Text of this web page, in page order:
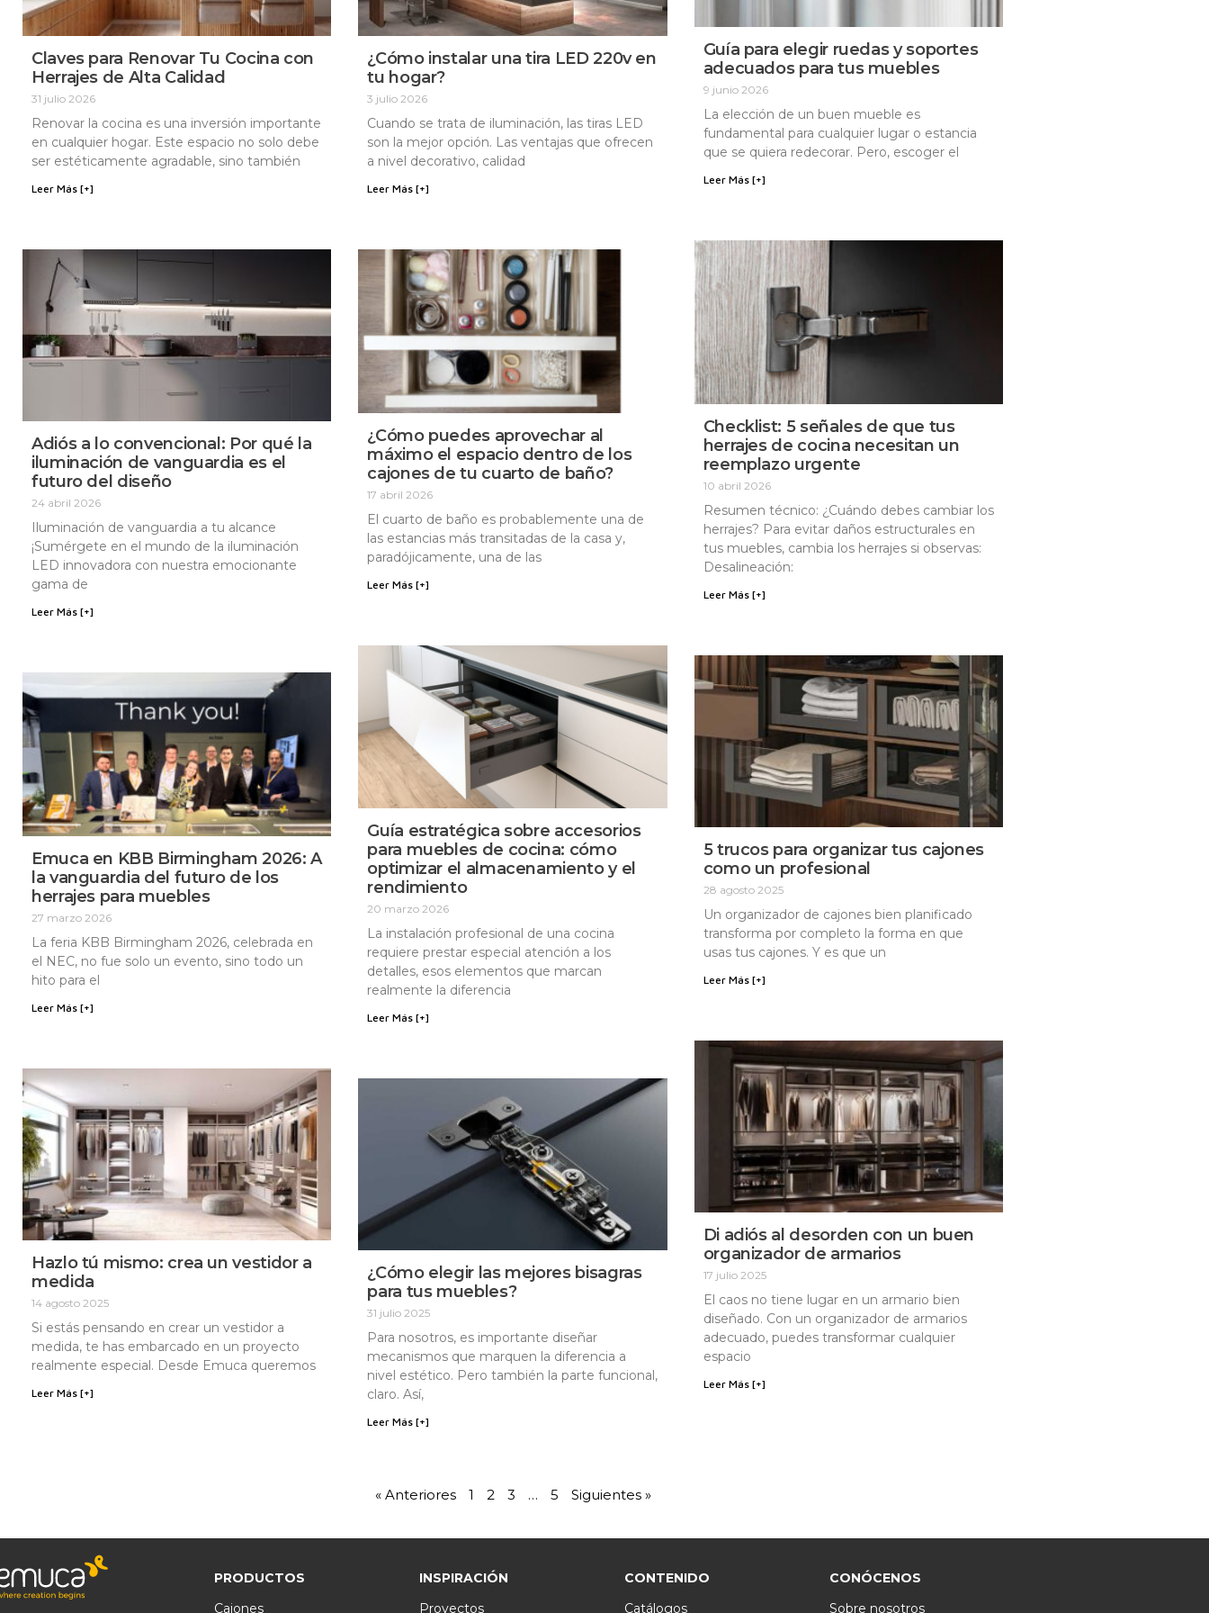
Claves para Renovar Tu Cocina con
Herrajes de Alta Calidad
31 julio 2026
Renovar la cocina es una inversión importante
en cualquier hogar. Este espacio no solo debe
ser estéticamente agradable, sino también
Leer Más [+]
¿Cómo instalar una tira LED 220v en
tu hogar?
3 julio 2026
Cuando se trata de iluminación, las tiras LED
son la mejor opción. Las ventajas que ofrecen
a nivel decorativo, calidad
Leer Más [+]
Guía para elegir ruedas y soportes
adecuados para tus muebles
9 junio 2026
La elección de un buen mueble es
fundamental para cualquier lugar o estancia
que se quiera redecorar. Pero, escoger el
Leer Más [+]
Adiós a lo convencional: Por qué la
iluminación de vanguardia es el
futuro del diseño
24 abril 2026
Iluminación de vanguardia a tu alcance
¡Sumérgete en el mundo de la iluminación
LED innovadora con nuestra emocionante
gama de
Leer Más [+]
¿Cómo puedes aprovechar al
máximo el espacio dentro de los
cajones de tu cuarto de baño?
17 abril 2026
El cuarto de baño es probablemente una de
las estancias más transitadas de la casa y,
paradójicamente, una de las
Leer Más [+]
Checklist: 5 señales de que tus
herrajes de cocina necesitan un
reemplazo urgente
10 abril 2026
Resumen técnico: ¿Cuándo debes cambiar los
herrajes? Para evitar daños estructurales en
tus muebles, cambia los herrajes si observas:
Desalineación:
Leer Más [+]
Emuca en KBB Birmingham 2026: A
la vanguardia del futuro de los
herrajes para muebles
27 marzo 2026
La feria KBB Birmingham 2026, celebrada en
el NEC, no fue solo un evento, sino todo un
hito para el
Leer Más [+]
Guía estratégica sobre accesorios
para muebles de cocina: cómo
optimizar el almacenamiento y el
rendimiento
20 marzo 2026
La instalación profesional de una cocina
requiere prestar especial atención a los
detalles, esos elementos que marcan
realmente la diferencia
Leer Más [+]
5 trucos para organizar tus cajones
como un profesional
28 agosto 2025
Un organizador de cajones bien planificado
transforma por completo la forma en que
usas tus cajones. Y es que un
Leer Más [+]
Hazlo tú mismo: crea un vestidor a
medida
14 agosto 2025
Si estás pensando en crear un vestidor a
medida, te has embarcado en un proyecto
realmente especial. Desde Emuca queremos
Leer Más [+]
¿Cómo elegir las mejores bisagras
para tus muebles?
31 julio 2025
Para nosotros, es importante diseñar
mecanismos que marquen la diferencia a
nivel estético. Pero también la parte funcional,
claro. Así,
Leer Más [+]
Di adiós al desorden con un buen
organizador de armarios
17 julio 2025
El caos no tiene lugar en un armario bien
diseñado. Con un organizador de armarios
adecuado, puedes transformar cualquier
espacio
Leer Más [+]
« Anteriores 1 2 3 … 5 Siguientes »
PRODUCTOS
Cajones
INSPIRACIÓN
Proyectos
CONTENIDO
Catálogos
CONÓCENOS
Sobre nosotros